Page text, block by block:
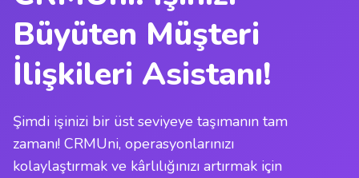
Büyüten Müşteri
İlişkileri Asistanı!
Şimdi işinizi bir üst seviyeye taşımanın tam
zamanı! CRMUni, operasyonlarınızı
kolaylaştırmak ve kârlılığınızı artırmak için